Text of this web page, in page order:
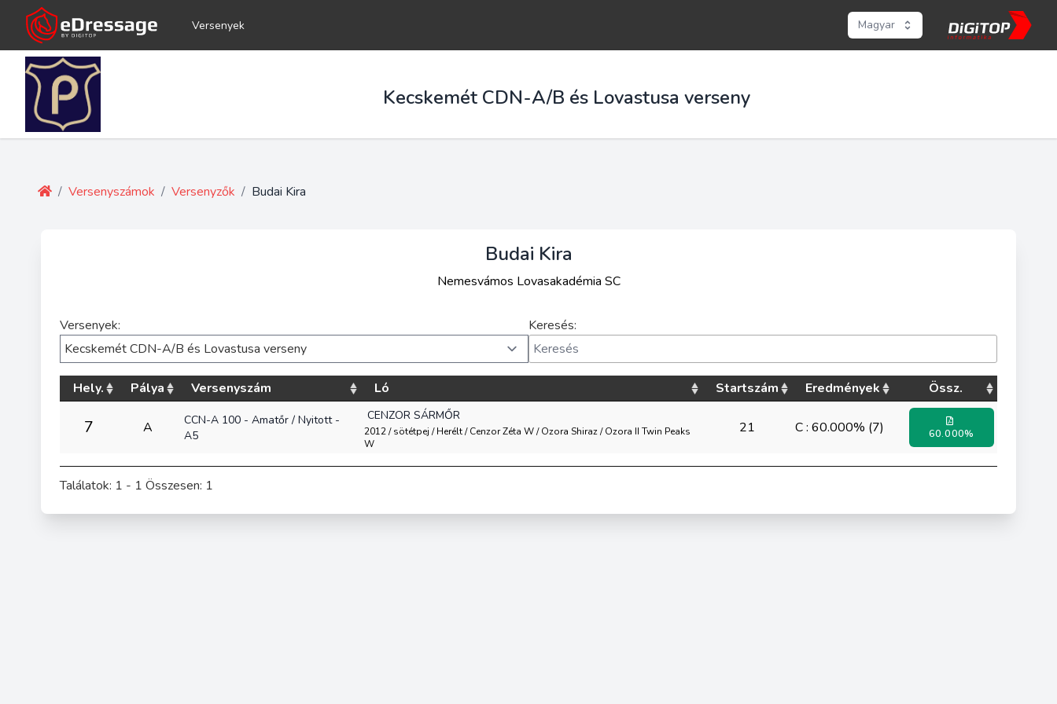
Versenyek Magyar
Kecskemét CDN-A/B és Lovastusa verseny
/ Versenyszámok / Versenyzők / Budai Kira
Budai Kira
Nemesvámos Lovasakadémia SC
Versenyek: Keresés:
Hely. Pálya Versenyszám Ló Startszám Eredmények Össz.
7 A
CCN-A 100 - Amatőr / Nyitott -
A5
CENZOR SÁRMŐR
2012 / sötétpej / Herélt / Cenzor Zéta W / Ozora Shiraz / Ozora II Twin Peaks
W
21 C : 60.000% (7) 60.000%
Találatok: 1 - 1 Összesen: 1